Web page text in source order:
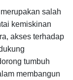
salah
kemiskinan
akses terhadap
tumbuh
membangun